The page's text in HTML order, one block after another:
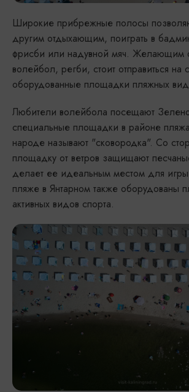
Широкие прибрежные полосы
другим отдыхающим, поиграть в
фрисби или надувной мяч. Желающим
волейбол, регби, стоит отправиться на
оборудованные площадки пляжных
Любители волейбола посещают
специальные площадки в районе
народе называют "сковородка". Со
площадку от ветров защищают
делает ее идеальным местом для
пляже в Янтарном также оборудованы
активных видов спорта.